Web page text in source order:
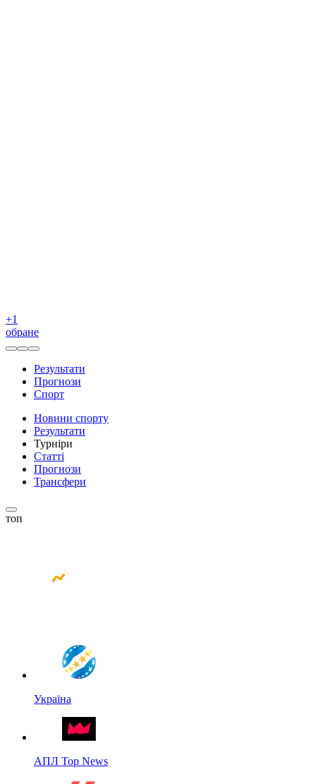
+1
обране
Результати
Прогнози
Спорт
Новини спорту
Результати
Турніри
Статті
Прогнози
Трансфери
топ
Україна
АПЛ Top News